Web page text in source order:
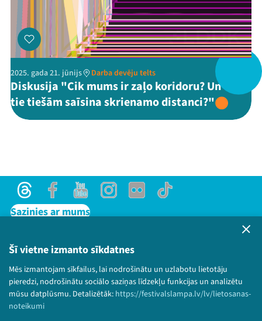
Šī vietne izmanto sīkdatnes
Mēs izmantojam sīkfailus, lai nodrošinātu un uzlabotu lietotāju
pieredzi, nodrošinātu sociālo saziņas līdzekļu funkcijas un analizētu
mūsu datplūsmu. Detalizētāk: https://festivalslampa.lv/lv/lietosanas-
noteikumi
ThreadsFacebookYoutube
X Instagram
Flick TikTok
2025. gada 21. jūnijs Darba devēju telts
Diskusija "Cik mums ir zaļo koridoru? Un vai
tie tiešām saīsina skrienamo distanci?"
ThreadsFacebookYoutubeInstagram
Flick TikTok
Sazinies ar mums
Lietošanas noteikumi un sīkdatņu politika
Bērnu aizsardzības politika
© 2026 Sarunu festivāls LAMPA Visas tiesības
paturētas.